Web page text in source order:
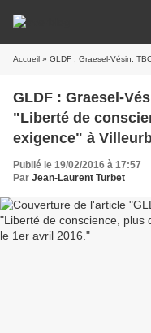
Accueil » GLDF : Graesel-Vésin. TBO sur le thème
GLDF : Graesel-
"Liberté de
exigence" à
Publié le 19/02/2016 à 17:57
Par Jean-Laurent Turbet